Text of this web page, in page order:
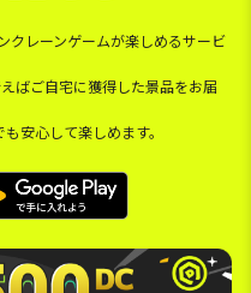
クレーンゲームが楽しめるサービ
ばご自宅に獲得した景品をお届
安心して楽しめます。